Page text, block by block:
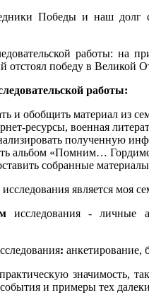
Победы и наш долг
работы: на
отстоял победу в Великой
работы:
и обобщить материал из
ресурсы, военная
полученную
альбом «Помним…
собранные
исследования является моя
исследования - личные
:анкетирование,
значимость,
и примеры тех